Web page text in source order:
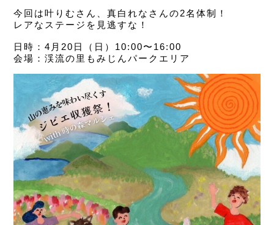
今回は叶りむさん、真白れなさんの2名体制！
レアなステージを見逃すな！
日時：4月20日（日）10:00〜16:00
会場：渓流の里もみじんパークエリア